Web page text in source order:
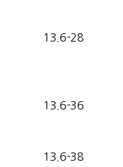
13.6-28
13.6-36
13.6-38